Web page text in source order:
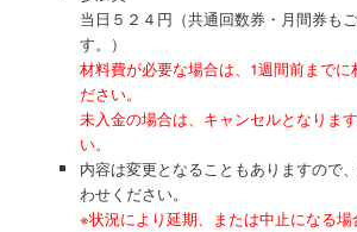
当日５２４円（共通回数券・月間券も
す。）
材料費が必要な場合は、1週間前までに
ださい。
未入金の場合は、キャンセルとなりま
い。
内容は変更となることもありますので
わせください。
※状況により延期、または中止になる場